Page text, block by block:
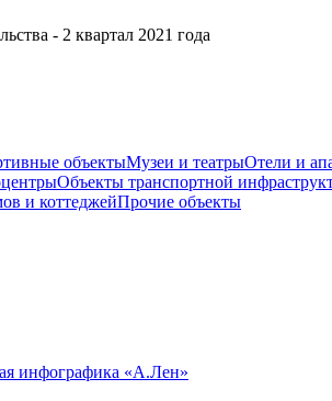
- 2 квартал 2021 года
объектыМузеи и театрыОтели и
Объекты транспортной
и коттеджейПрочие объекты
инфографика «А.Лен»